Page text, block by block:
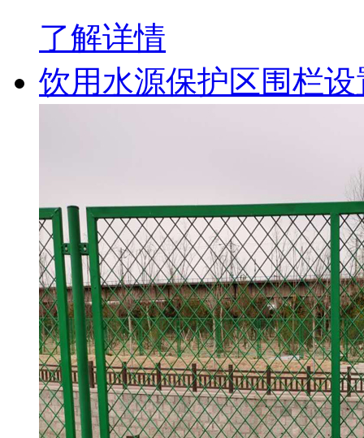
了解详情
饮用水源保护区围栏设